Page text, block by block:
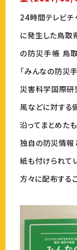
24時間テレビ
に発生した鳥取
の防災手帳 鳥
「みんなの防災
災害科学国際研
風などに対する
沿ってまとめた
独自の防災情報
紙も付けられて
方々に配布する